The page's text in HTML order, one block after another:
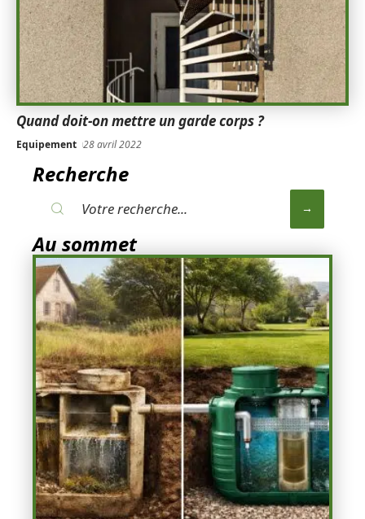
Quand doit-on mettre un garde corps ?
Equipement 28 avril 2022
Recherche
Au sommet